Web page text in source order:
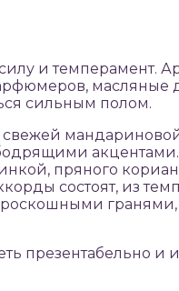
и темперамент.
сильным полом.
пряного
состоят, из
презентабельно и